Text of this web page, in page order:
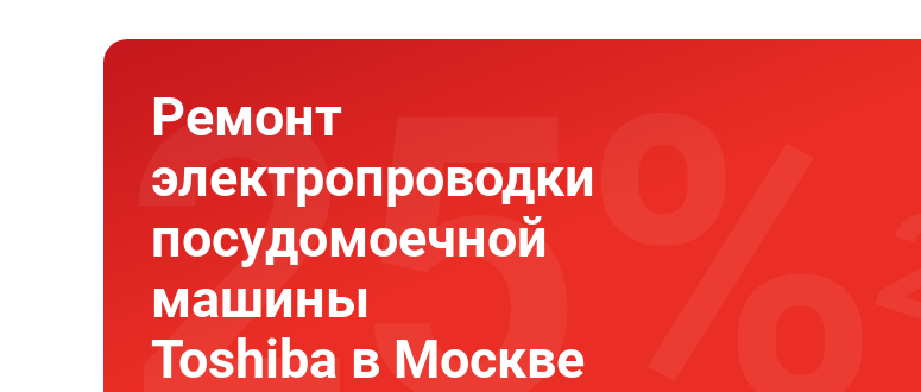
Ремонт
электропроводки
посудомоечной
машины
Toshiba в Москве